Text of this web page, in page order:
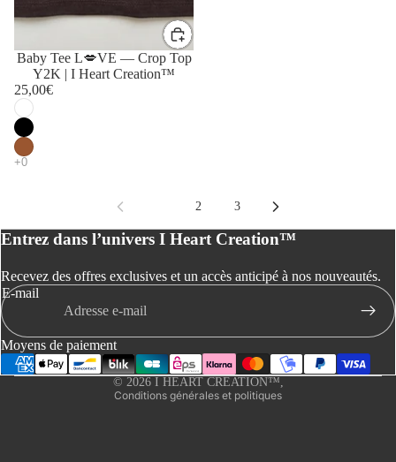
Baby Tee L💋VE — Crop Top
Y2K | I Heart Creation™
25,00€
2 3
Entrez dans l’univers I Heart Creation™
Recevez des offres exclusives et un accès anticipé à nos nouveautés.
E-mail
Moyens de paiement
© 2026 I HEART CREATION™,
Conditions générales et politiques
Politique de confidentialité
Conditions d’utilisation
Conditions générales de vente
Mentions légales
Politique de résiliation